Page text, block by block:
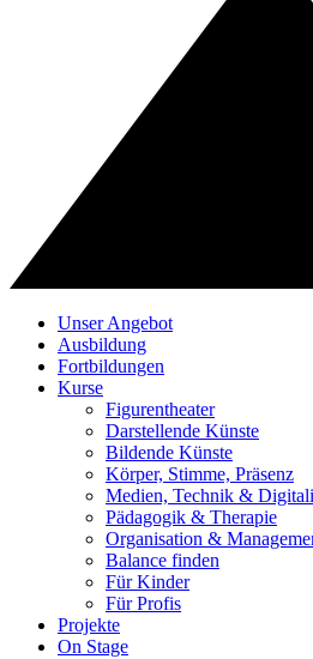
Unser Angebot
Ausbildung
Fortbildungen
Kurse
Figurentheater
Darstellende Künste
Bildende Künste
Körper, Stimme, Präsenz
Medien, Technik &
Pädagogik & Therapie
Organisation &
Balance finden
Für Kinder
Für Profis
Projekte
On Stage